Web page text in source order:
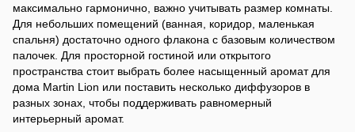
максимально гармонично, важно учитывать размер комнаты.
Для небольших помещений (ванная, коридор, маленькая
спальня) достаточно одного флакона с базовым количеством
палочек. Для просторной гостиной или открытого
пространства стоит выбрать более насыщенный аромат для
дома Martin Lion или поставить несколько диффузоров в
разных зонах, чтобы поддерживать равномерный
интерьерный аромат.